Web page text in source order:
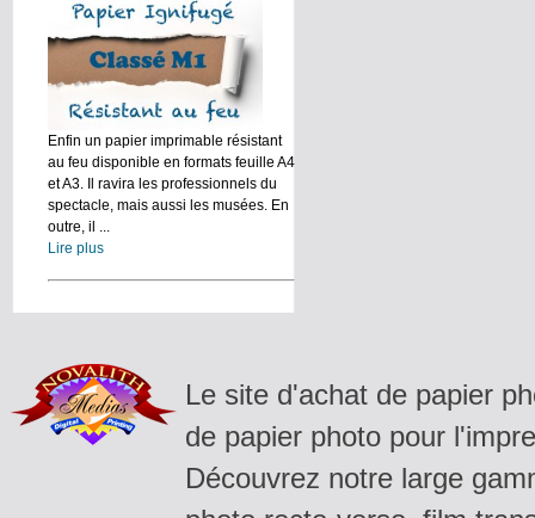
Enfin un papier imprimable résistant
au feu disponible en formats feuille A4
et A3. Il ravira les professionnels du
spectacle, mais aussi les musées. En
outre, il ...
Lire plus
Le site d'achat de papier
de papier photo pour
Découvrez notre large